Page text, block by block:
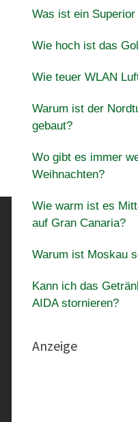
Was ist ein
Wie hoch ist das
Wie teuer WLAN
Warum ist der
gebaut?
Wo gibt es immer
Weihnachten?
Wie warm ist es
auf Gran Canaria?
Warum ist Moskau
Kann ich das
AIDA stornieren?
Anzeige